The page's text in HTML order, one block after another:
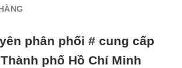
phân phối # cung cấp
phố Hồ Chí Minh